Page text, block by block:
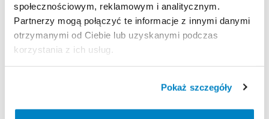
społecznościowym, reklamowym i analitycznym.
Partnerzy mogą połączyć te informacje z innymi danymi
otrzymanymi od Ciebie lub uzyskanymi podczas
korzystania z ich usług.
Pokaż szczegóły
Strona produktu w sklepie
REGULAMIN